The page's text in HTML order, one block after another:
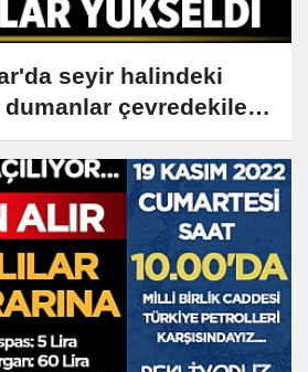
seyir halindeki
dumanlar çevredekileri